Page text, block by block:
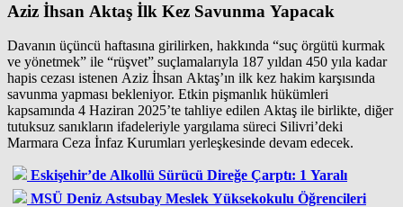
Aziz İhsan Aktaş İlk Kez Savunma Yapacak
Davanın üçüncü haftasına girilirken, hakkında “suç örgütü kurmak
ve yönetmek” ile “rüşvet” suçlamalarıyla 187 yıldan 450 yıla kadar
hapis cezası istenen Aziz İhsan Aktaş’ın ilk kez hakim karşısında
savunma yapması bekleniyor. Etkin pişmanlık hükümleri
kapsamında 4 Haziran 2025’te tahliye edilen Aktaş ile birlikte, diğer
tutuksuz sanıkların ifadeleriyle yargılama süreci Silivri’deki
Marmara Ceza İnfaz Kurumları yerleşkesinde devam edecek.
Eskişehir’de Alkollü Sürücü Direğe Çarptı: 1 Yaralı
MSÜ Deniz Astsubay Meslek Yüksekokulu Öğrencileri